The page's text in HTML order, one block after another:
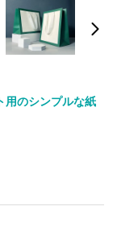
用のシンプルな紙